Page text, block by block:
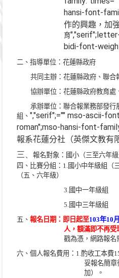
hansi-font-
作的興趣，加
育
bidi-font-
二、指導單位：花蓮縣政府
共同主辦：花蓮縣政府、聯合
協辦單位：花蓮縣政府教育處
承辦單位：聯合報業務部發行
組、 ","serif";="" mso-ascii-
roman";mso-hansi-font-
報系花蓮分社（英傑文教有
三、 報名對象：國小（三至六年
四、比賽分組： 1.國小中年級組（
（五、六年級）
3.國中一年級組
5.國中三年級組
五、 報名日期：即日起至103年10月
人，額滿即不再受
戳為憑，網路報名
六、個人報名費用： 1.酌收工本費
妥報名簡章
加）。